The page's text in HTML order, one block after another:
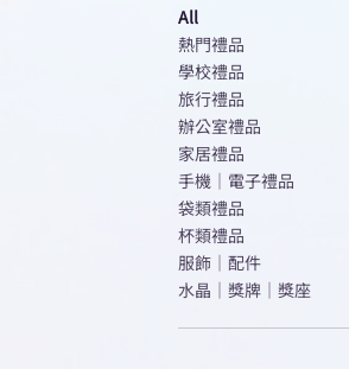
All
熱門禮品
學校禮品
旅行禮品
辦公室禮品
家居禮品
手機｜電子禮品
袋類禮品
杯類禮品
服飾｜配件
水晶｜獎牌｜獎座